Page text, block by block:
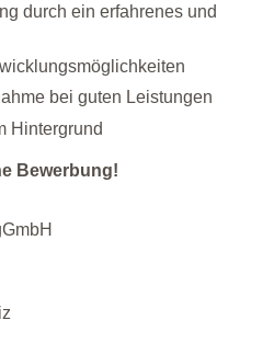
durch ein erfahrenes und
bei guten Leistungen
Hintergrund
Bewerbung!